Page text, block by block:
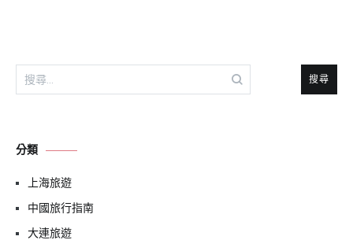
搜
尋
字:
分類
上海旅遊
中國旅行指南
大連旅遊